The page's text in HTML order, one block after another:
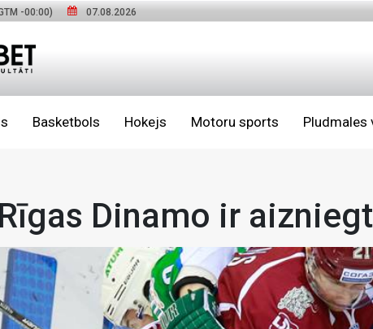
-00:00) 07.08.2026
Basketbols Hokejs Motoru sports Pludmales
Dinamo ir